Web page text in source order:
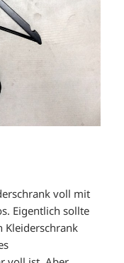
voll mit
Eigentlich sollte
Kleiderschrank